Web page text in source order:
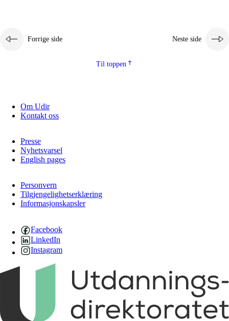
Forrige side Neste side
Til toppen
Om Udir
Kontakt oss
Presse
Nyhetsvarsel
English pages
Personvern
Tilgjengelighetserklæring
Informasjonskapsler
Facebook
LinkedIn
Instagram